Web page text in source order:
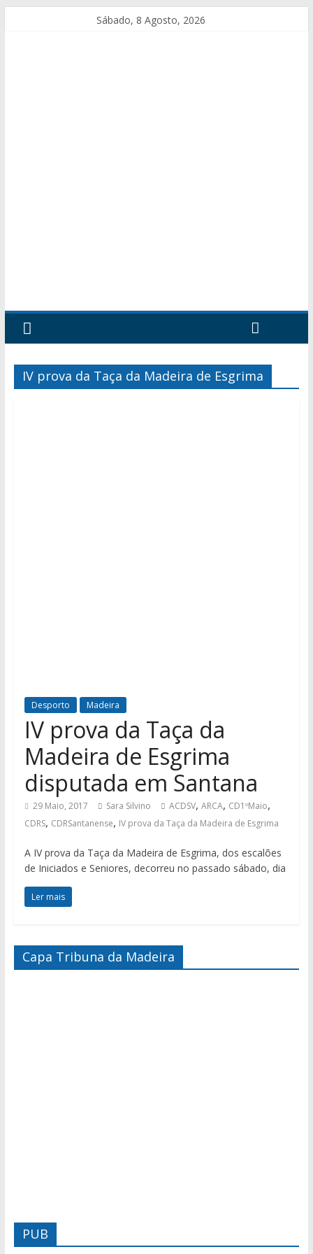
Sábado, 8 Agosto, 2026
IV prova da Taça da Madeira de Esgrima
Desporto Madeira
IV prova da Taça da
Madeira de Esgrima
disputada em Santana
29 Maio, 2017 Sara Silvino ACDSV, ARCA, CD1ºMaio,
CDRS, CDRSantanense, IV prova da Taça da Madeira de Esgrima
A IV prova da Taça da Madeira de Esgrima, dos escalões
de Iniciados e Seniores, decorreu no passado sábado, dia
Ler mais
Capa Tribuna da Madeira
PUB